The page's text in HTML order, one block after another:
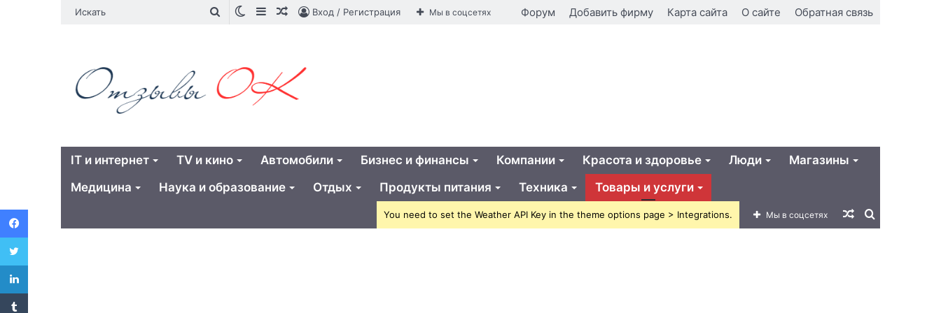
Искать SwitchSidebarСлучайная
Вход / Регистрация Мы в соцсетях Форум Добавить фирму Карта сайта О сайте Обратная связь
IT и интернет TV и кино Автомобили Бизнес и финансы Компании Красота и здоровье Люди
Магазины
Медицина
Наука и образование Отдых Продукты питания Техника
Товары и услуги
Искать
Случайная
Мы в соцсетях
You need to set the Weather API Key in the theme options page > Integrations.
Facebook
Twitter
LinkedIn
Tumblr